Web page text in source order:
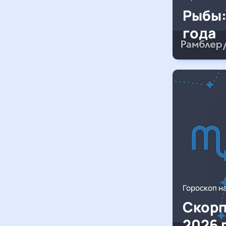
Рыбы:
года
Гороскоп